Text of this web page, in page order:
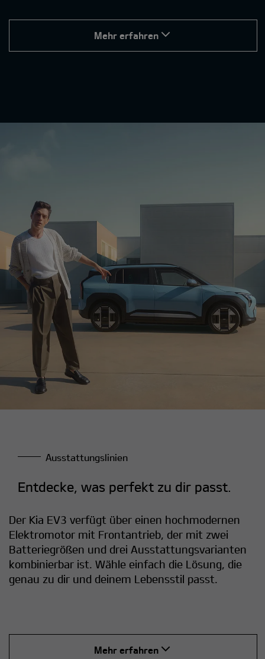
Mehr erfahren
Ausstattungslinien
Entdecke, was perfekt zu dir passt.
Der Kia EV3 verfügt über einen hochmodernen
Elektromotor mit Frontantrieb, der mit zwei
Batteriegrößen und drei Ausstattungsvarianten
kombinierbar ist. Wähle einfach die Lösung, die
genau zu dir und deinem Lebensstil passt.
Mehr erfahren